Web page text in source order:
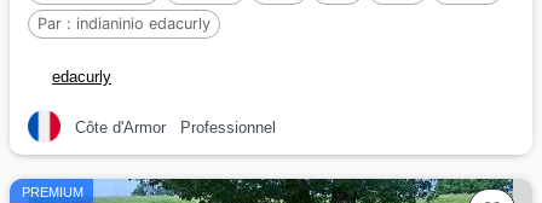
Par : indianinio edacurly
edacurly
Côte d'Armor Professionnel
PREMIUM